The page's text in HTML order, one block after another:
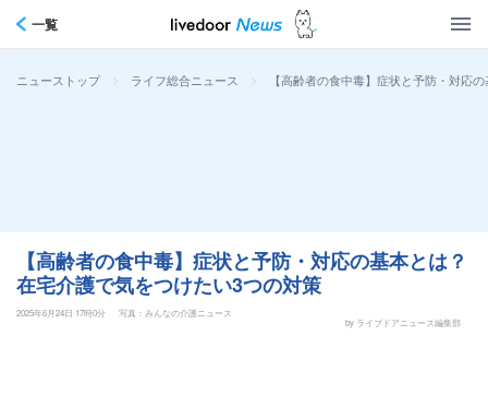
一覧
ニューストップ > ライフ総合ニュース > 【高齢者の食中毒】症状と予防・対応
【高齢者の食中毒】症状と予防・対応の基本とは？
在宅介護で気をつけたい3つの対策
2025年6月24日 17時0分
写真：みんなの介護ニュース
by ライブドアニュース編集部